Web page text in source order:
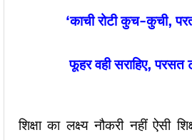
‘काची रोटी कुच-कुची,
फूहर वही सराहिए,परसत
शिक्षा का लक्ष्य नौकरी नहीं ऐसी